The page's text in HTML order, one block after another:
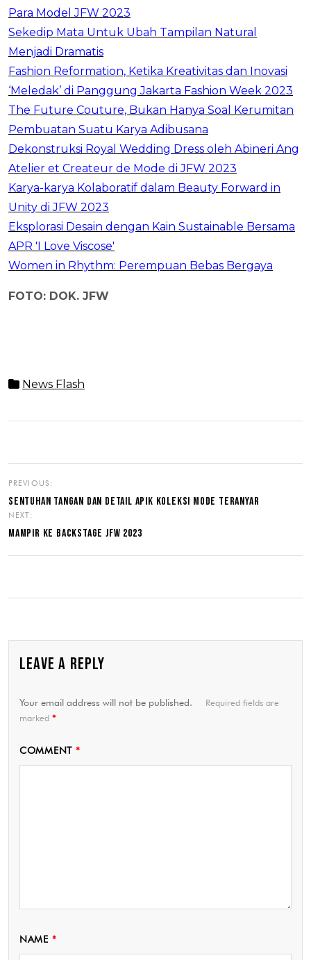
Para Model JFW 2023
Sekedip Mata Untuk Ubah Tampilan Natural
Menjadi Dramatis
Fashion Reformation, Ketika Kreativitas dan Inovasi
‘Meledak’ di Panggung Jakarta Fashion Week 2023
The Future Couture, Bukan Hanya Soal Kerumitan
Pembuatan Suatu Karya Adibusana
Dekonstruksi Royal Wedding Dress oleh Abineri Ang
Atelier et Createur de Mode di JFW 2023
Karya-karya Kolaboratif dalam Beauty Forward in
Unity di JFW 2023
Eksplorasi Desain dengan Kain Sustainable Bersama
APR 'I Love Viscose'
Women in Rhythm: Perempuan Bebas Bergaya
FOTO: DOK. JFW
News Flash
PREVIOUS:
SENTUHAN TANGAN DAN DETAIL APIK KOLEKSI MODE TERANYAR
NEXT:
MAMPIR KE BACKSTAGE JFW 2023
LEAVE A REPLY
Your email address will not be published.
Required fields are
marked *
COMMENT *
NAME *